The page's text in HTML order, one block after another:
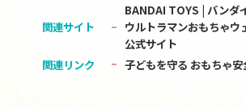
関連サイト
BANDAI TOYS | バンダ
ウルトラマンおもちゃウ
公式サイト
関連リンク
子どもを守る おもちゃ安